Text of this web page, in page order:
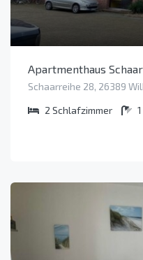
Apartmenthaus
Schaarreihe 28, 26389
2 Schlafzimmer 1